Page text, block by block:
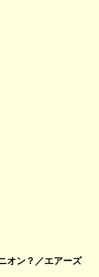
オン？／エアーズ